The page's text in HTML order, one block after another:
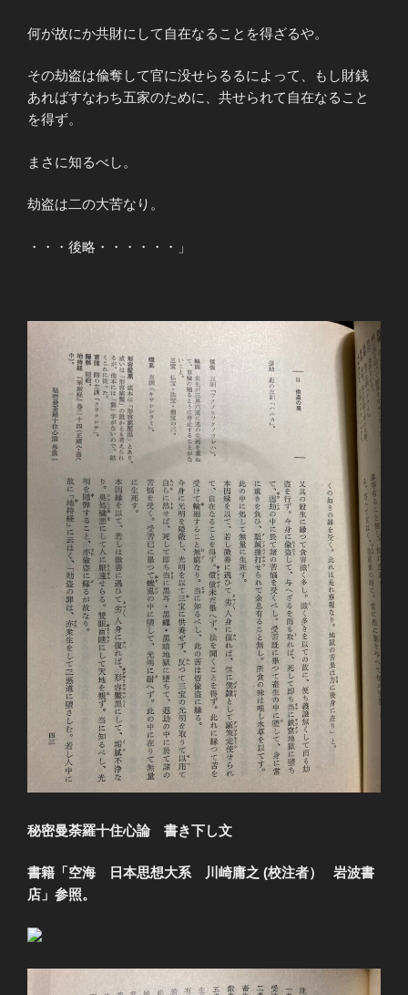
何が故にか共財にして自在なることを得ざるや。
その劫盗は偸奪して官に没せらるるによって、もし財銭
あればすなわち五家のために、共せられて自在なること
を得ず。
まさに知るべし。
劫盗は二の大苦なり。
・・・後略・・・・・・」
秘密曼荼羅十住心論 書き下し文
書籍「空海 日本思想大系 川崎庸之 (校注者） 岩波書
店」 参照。